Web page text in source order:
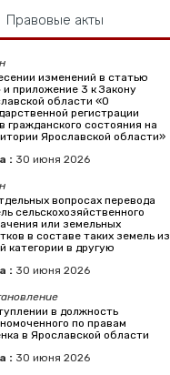
Правовые акты
изменений в статью
и приложение 3 к Закону
области «О
регистрации
гражданского состояния на
Ярославской области»
: 30 июня 2026
вопросах перевода
сельскохозяйственного
или земельных
в составе таких земель из
категории в другую
: 30 июня 2026
в должность
по правам
в Ярославской области
: 30 июня 2026